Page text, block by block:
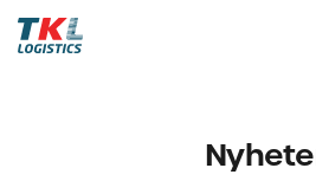
Skip
to